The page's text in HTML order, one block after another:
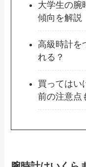
大学生の腕
傾向を解説
高級時計を
れる？
買ってはい
前の注意点